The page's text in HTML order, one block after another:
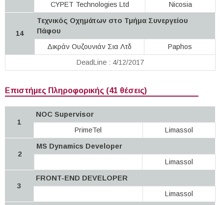
CYPET Technologies Ltd
Nicosia
14
Τεχνικός Οχημάτων στο Τμήμα Συνεργείου
Πάφου
Δικράν Ουζουνιάν Σια Λτδ
Paphos
DeadLine : 4/12/2017
Επιστήμες Πληροφορικής (41 θέσεις)
1
NOC Supervisor
PrimeTel
Limassol
2
MS Dynamics Developer
Limassol
3
FRONT-END DEVELOPER
Limassol